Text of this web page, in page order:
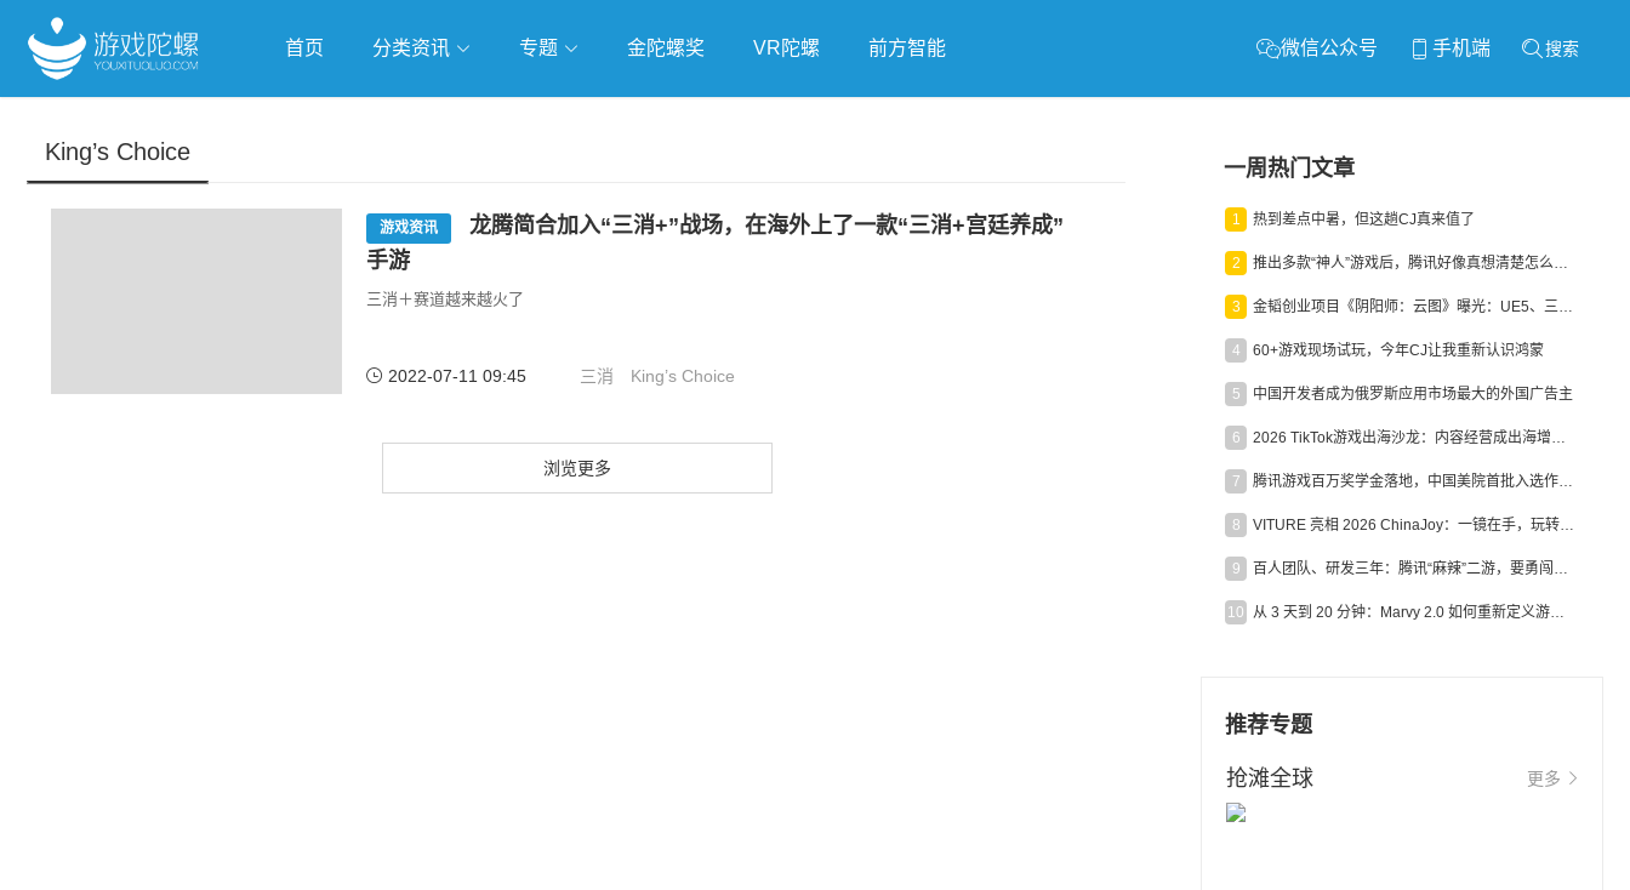
首页 分类资讯 专题 金陀螺奖 VR陀螺 前方智能 微信公众号 手机端 搜索
King’s Choice
游戏资讯
龙腾简合加入“三消+”战场，在海外上了一款“三消+宫廷养成”
手游
三消＋赛道越来越火了
2022-07-11 09:45 三消 King’s Choice
浏览更多
一周热门文章
1 热到差点中暑，但这趟CJ真来值了
2 推出多款“神人”游戏后，腾讯好像真想清楚怎么做二次元了
3 金韬创业项目《阴阳师：云图》曝光：UE5、三端互通、ARPG
4 60+游戏现场试玩，今年CJ让我重新认识鸿蒙
5 中国开发者成为俄罗斯应用市场最大的外国广告主
6 2026 TikTok游戏出海沙龙：内容经营成出海增长新引擎
7 腾讯游戏百万奖学金落地，中国美院首批入选作品获业内关注
8 VITURE 亮相 2026 ChinaJoy：一镜在手，玩转全场！
9 百人团队、研发三年：腾讯“麻辣”二游，要勇闯男性恋爱市场
10 从 3 天到 20 分钟：Marvy 2.0 如何重新定义游戏出海营销效率？
推荐专题
抢滩全球 更多